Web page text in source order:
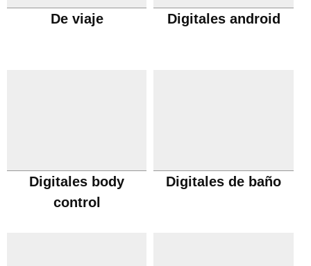
De viaje Digitales android
Digitales body
control
Digitales de baño